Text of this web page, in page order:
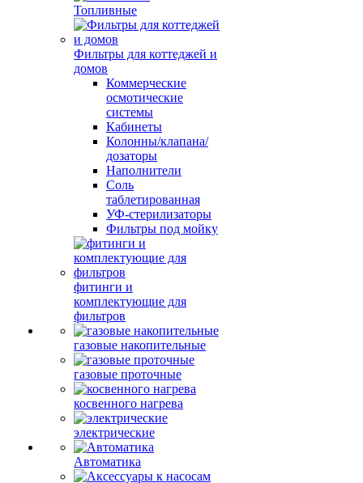
Топливные
Фильтры для коттеджей и
домов
Коммерческие
осмотические
системы
Кабинеты
Колонны/клапана/
дозаторы
Наполнители
Соль
таблетированная
УФ-стерилизаторы
Фильтры под мойку
фитинги и
комплектующие для
фильтров
газовые накопительные
газовые проточные
косвенного нагрева
электрические
Автоматика